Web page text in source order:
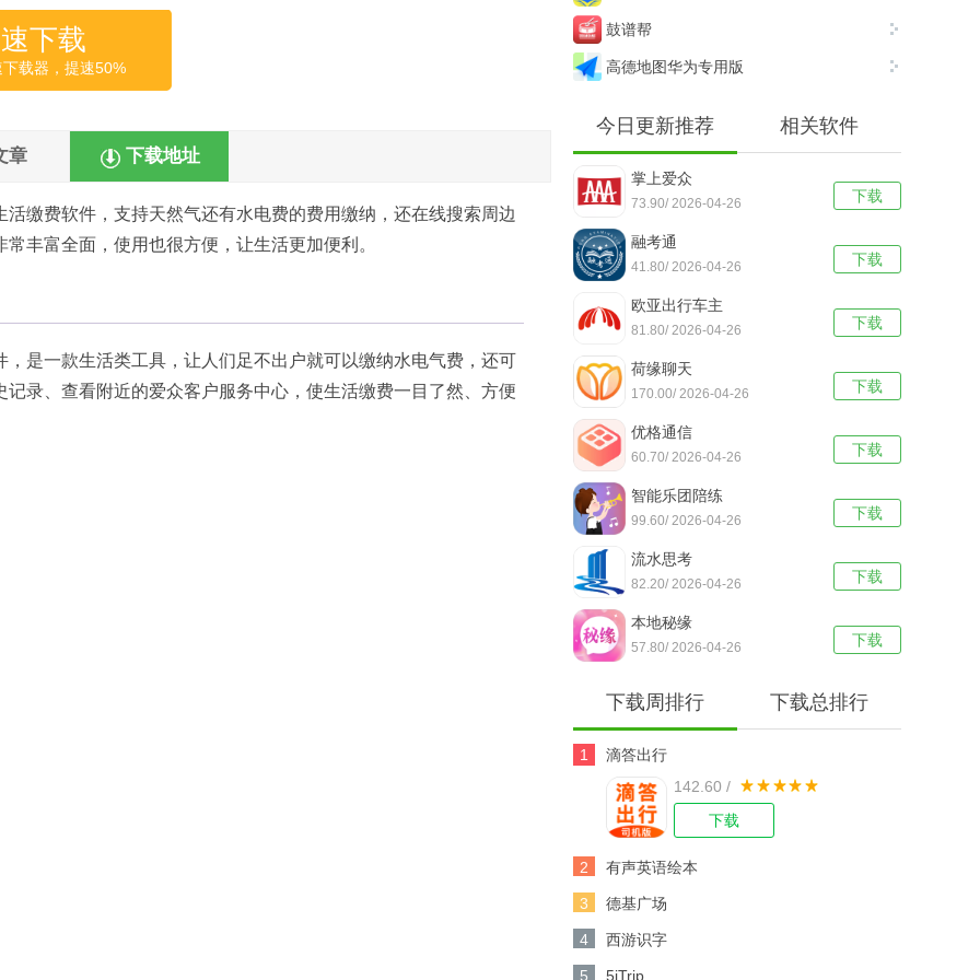
下载
下载器，提速50%
章 下载地址
活缴费软件，支持天然气还有水电费的费用缴纳，还在线搜索周边
丰富全面，使用也很方便，让生活更加便利。
是一款生活类工具，让人们足不出户就可以缴纳水电气费，还可
录、查看附近的爱众客户服务中心，使生活缴费一目了然、方便
鼓谱帮
高德地图华为专用版
今日更新推荐 相关软件
下载
掌上爱众
73.90/ 2026-04-26
下载
融考通
41.80/ 2026-04-26
下载
欧亚出行车主
81.80/ 2026-04-26
下载
荷缘聊天
170.00/ 2026-04-26
下载
优格通信
60.70/ 2026-04-26
下载
智能乐团陪练
99.60/ 2026-04-26
下载
流水思考
82.20/ 2026-04-26
下载
本地秘缘
57.80/ 2026-04-26
下载周排行 下载总排行
1
滴答出行
142.60 /
下载
2 有声英语绘本
3 德基广场
4 西游识字
5 5iTrip